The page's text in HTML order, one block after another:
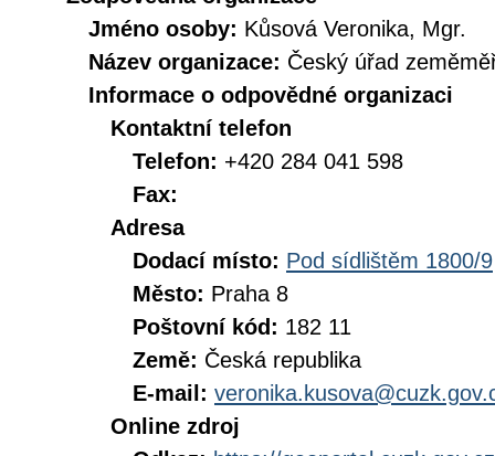
Jméno osoby: Kůsová Veronika, Mgr.
Název organizace: Český úřad
Informace o odpovědné organizaci
Kontaktní telefon
Telefon: +420 284 041 598
Fax:
Adresa
Dodací místo: Pod sídlištěm 1800/9
Město: Praha 8
Poštovní kód: 182 11
Země: Česká republika
E-mail:
Online zdroj